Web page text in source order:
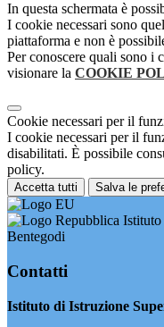
In questa schermata è
I cookie necessari sono
piattaforma e non è
Per conoscere quali sono i
visionare la COOKIE
Cookie necessari per il
I cookie necessari per il
disabilitati. È possibile
policy.
Accetta tutti Salva le
Istituto
Bentegodi
Contatti
Istituto di Istruzione